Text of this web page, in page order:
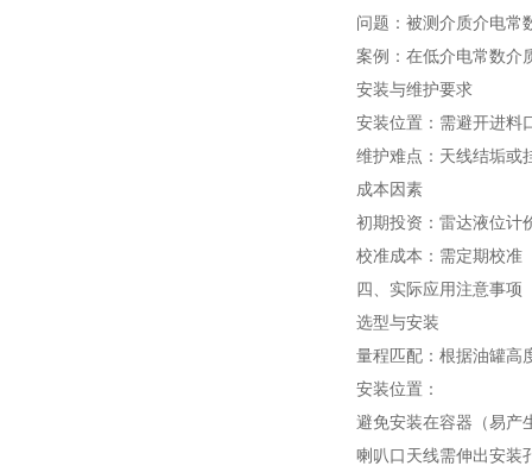
问题：被测介质介电常
案例：在低介电常数介
安装与维护要求
安装位置：需避开进料
维护难点：天线结垢或
成本因素
初期投资：雷达液位计
校准成本：需定期校准
四、实际应用注意事项
选型与安装
量程匹配：根据油罐高
安装位置：
避免安装在容器（易产
喇叭口天线需伸出安装